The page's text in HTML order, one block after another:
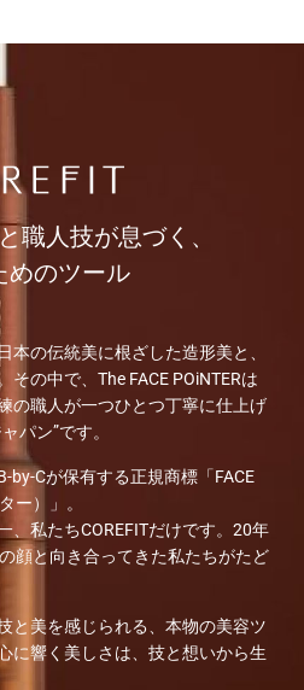
職人技が息づく、
めのツール
本の伝統美に根ざした造形美と、
の中で、The FACE POiNTERは
の職人が一つひとつ丁寧に仕上げ
パン”です。
by-Cが保有する正規商標「FACE
ー）」。
、私たちCOREFITだけです。20年
顔と向き合ってきた私たちがたど
と美を感じられる、本物の美容ツ
に響く美しさは、技と想いから生